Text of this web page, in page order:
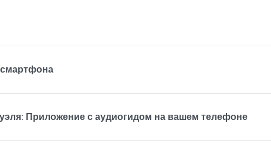
Приложение с аудиогидом на вашем телефоне